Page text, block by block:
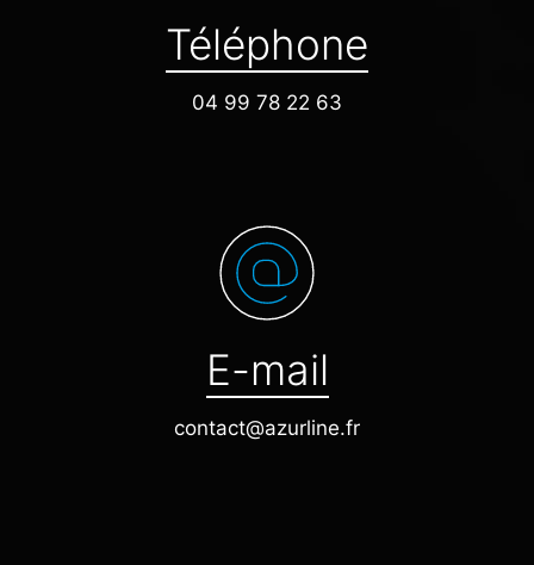
Téléphone
04 99 78 22 63
E-mail
contact@azurline.fr